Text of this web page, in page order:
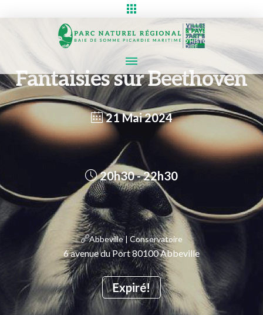
Fantaisies sur Beethoven
21 Mai 2024
Expiré!
20h30 - 22h30
Abbeville | Conservatoire
6 avenue du Port 80100 Abbeville